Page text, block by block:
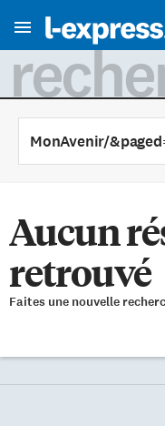
Aucun
retrouvé
Faites une nouvelle